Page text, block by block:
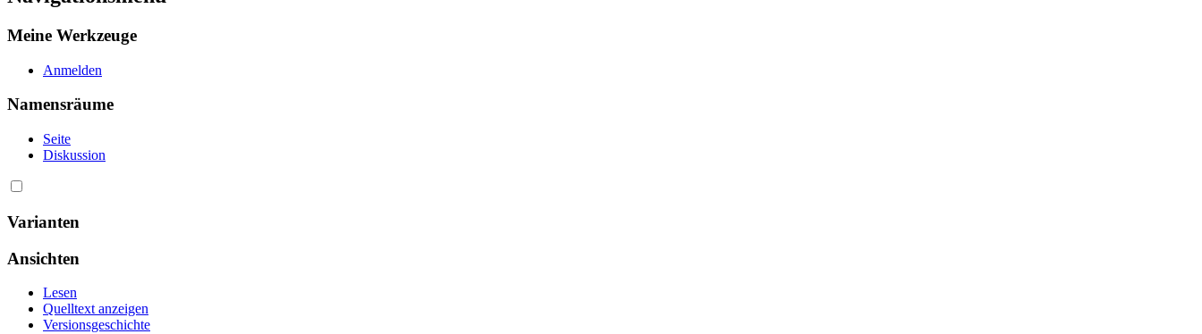
Meine Werkzeuge
Anmelden
Namensräume
Seite
Diskussion
Varianten
Ansichten
Lesen
Quelltext anzeigen
Versionsgeschichte